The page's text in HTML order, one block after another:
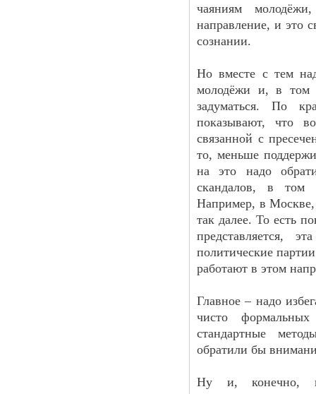
чаяниям
направление, и это
сознании.
Но вместе с тем
молодёжи и, в том
задуматься. По
показывают, что
связанной с
то, меньше
на это надо
скандалов, в том
Например, в
так далее. То есть
представляется,
политические
работают в этом
Главное – надо
чисто
стандартные
обратили бы
Ну и, конечно,